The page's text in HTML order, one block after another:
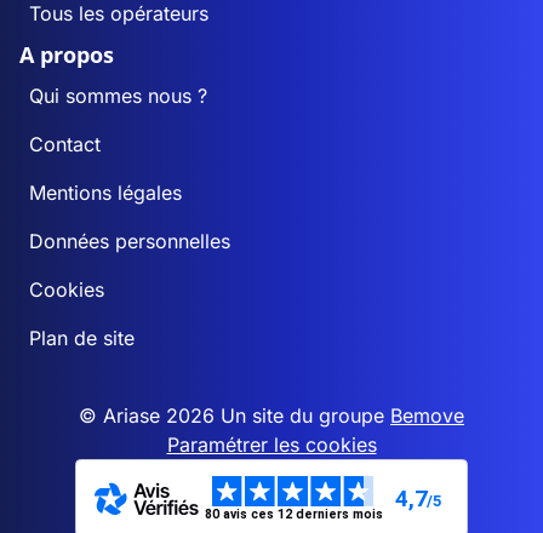
Tous les opérateurs
A propos
Qui sommes nous ?
Contact
Mentions légales
Données personnelles
Cookies
Plan de site
© Ariase 2026 Un site du groupe Bemove
Paramétrer les cookies
80 avis ces 12 derniers mois
4,7/5